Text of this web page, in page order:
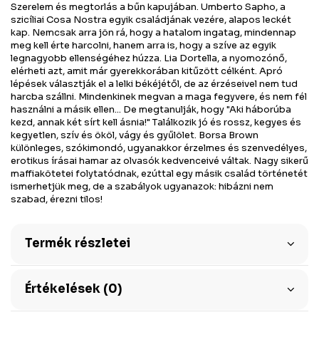
Szerelem és megtorlás a bűn kapujában. Umberto Sapho, a
szicíliai Cosa Nostra egyik családjának vezére, alapos leckét
kap. Nemcsak arra jön rá, hogy a hatalom ingatag, mindennap
meg kell érte harcolni, hanem arra is, hogy a szíve az egyik
legnagyobb ellenségéhez húzza. Lia Dortella, a nyomozónő,
elérheti azt, amit már gyerekkorában kitűzött célként. Apró
lépések választják el a lelki békéjétől, de az érzéseivel nem tud
harcba szállni. Mindenkinek megvan a maga fegyvere, és nem fél
használni a másik ellen... De megtanulják, hogy "Aki háborúba
kezd, annak két sírt kell ásnia!" Találkozik jó és rossz, kegyes és
kegyetlen, szív és ököl, vágy és gyűlölet. Borsa Brown
különleges, szókimondó, ugyanakkor érzelmes és szenvedélyes,
erotikus írásai hamar az olvasók kedvenceivé váltak. Nagy sikerű
maffiakötetei folytatódnak, ezúttal egy másik család történetét
ismerhetjük meg, de a szabályok ugyanazok: hibázni nem
szabad, érezni tilos!
Termék részletei
Értékelések (0)